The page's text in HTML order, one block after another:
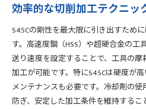
熱処理後の特性検証方
S45Cの特性を活かした高性
設計段階で考慮すべき
機械要素の選定と配置
製品寿命を延ばすため
コスト削減を実現する
効率的な切削加工テクニッ
S45Cの剛性を最大限に引き出すため
す。高速度鋼（HSS）や超硬合金の
送り速度を設定することで、工具の
加工が可能です。特にS45Cは硬度が
メンテナンスも必要です。冷却剤の
防ぎ、安定した加工条件を維持するこ